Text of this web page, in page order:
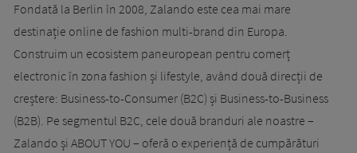
Fondată la Berlin în 2008, Zalando este cea mai mare
destinație online de fashion multi-brand din Europa.
Construim un ecosistem paneuropean pentru comerț
electronic în zona fashion și lifestyle, având două direcții de
creștere: Business-to-Consumer (B2C) și Business-to-Business
(B2B). Pe segmentul B2C, cele două branduri ale noastre –
Zalando și ABOUT YOU – oferă o experiență de cumpărături